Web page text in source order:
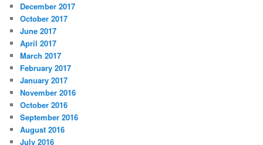
December 2017
October 2017
June 2017
April 2017
March 2017
February 2017
January 2017
November 2016
October 2016
September 2016
August 2016
July 2016